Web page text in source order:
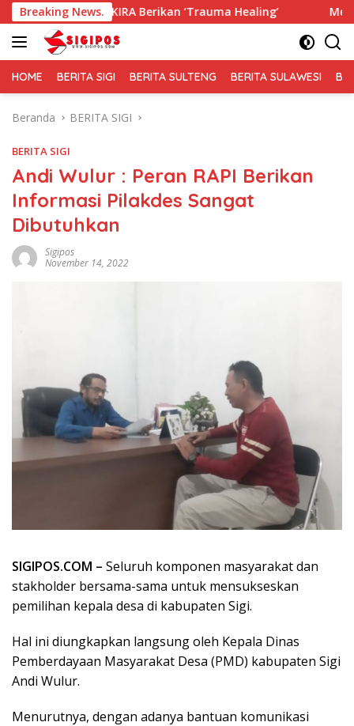
Langsung
ke
konten
Breaking News.
Berikan ‘Trauma Healing’ Membaur Tanpa
HOME BERITA SIGI BERITA SULTENG BERITA SULAWESI
Beranda BERITA SIGI
BERITA SIGI
Andi Wulur : Peran RAPI Berikan
Informasi Pilakdes Sangat
Dibutuhkan
Sigipos
November 14, 2022
SIGIPOS.COM – Seluruh komponen masyarakat dan
stakholder bersama-sama untuk mensukseskan
pemilihan kepala desa di kabupaten Sigi.
Hal ini diungkapkan langsung oleh Kepala Dinas
Pemberdayaan Masyarakat Desa (PMD) kabupaten Sigi
Andi Wulur.
Menurutnya, dengan adanya bantuan komunikasi